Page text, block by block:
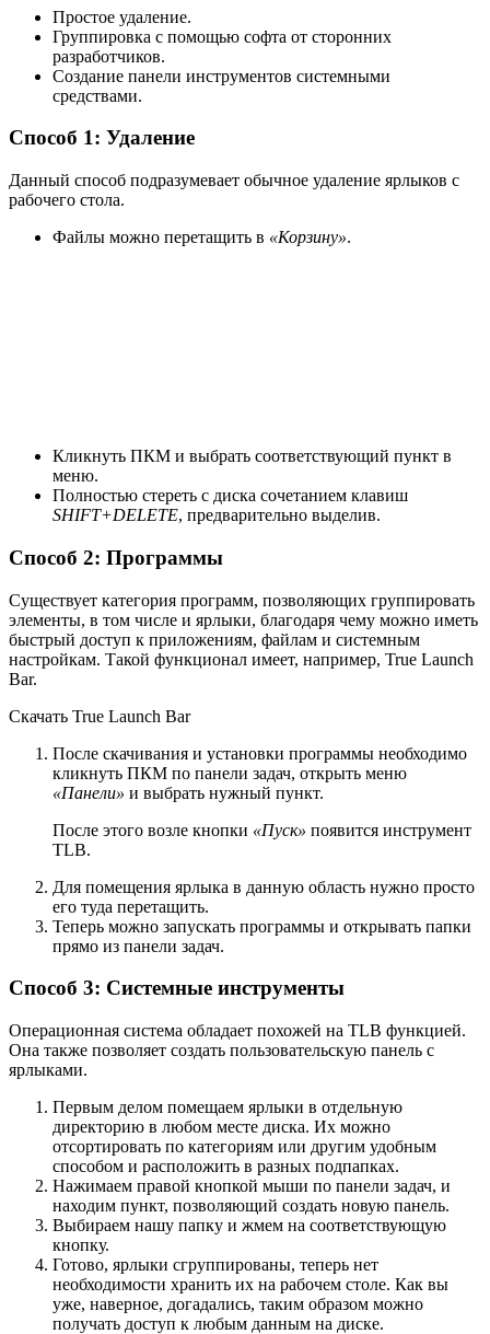
Простое удаление.
Группировка с помощью софта от сторонних
разработчиков.
Создание панели инструментов системными
средствами.
Способ 1: Удаление
Данный способ подразумевает обычное удаление ярлыков с
рабочего стола.
Файлы можно перетащить в «Корзину».
Кликнуть ПКМ и выбрать соответствующий пункт в
меню.
Полностью стереть с диска сочетанием клавиш
SHIFT+DELETE, предварительно выделив.
Способ 2: Программы
Существует категория программ, позволяющих группировать
элементы, в том числе и ярлыки, благодаря чему можно иметь
быстрый доступ к приложениям, файлам и системным
настройкам. Такой функционал имеет, например, True Launch
Bar.
Скачать True Launch Bar
После скачивания и установки программы необходимо
кликнуть ПКМ по панели задач, открыть меню
«Панели» и выбрать нужный пункт.
После этого возле кнопки «Пуск» появится инструмент
TLB.
Для помещения ярлыка в данную область нужно просто
его туда перетащить.
Теперь можно запускать программы и открывать папки
прямо из панели задач.
Способ 3: Системные инструменты
Операционная система обладает похожей на TLB функцией.
Она также позволяет создать пользовательскую панель с
ярлыками.
Первым делом помещаем ярлыки в отдельную
директорию в любом месте диска. Их можно
отсортировать по категориям или другим удобным
способом и расположить в разных подпапках.
Нажимаем правой кнопкой мыши по панели задач, и
находим пункт, позволяющий создать новую панель.
Выбираем нашу папку и жмем на соответствующую
кнопку.
Готово, ярлыки сгруппированы, теперь нет
необходимости хранить их на рабочем столе. Как вы
уже, наверное, догадались, таким образом можно
получать доступ к любым данным на диске.